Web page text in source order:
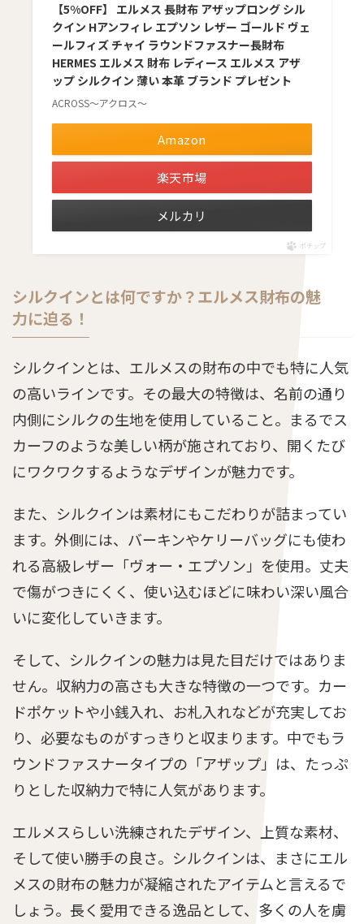
【5%OFF】 エルメス 長財布 アザップロング シル
クイン Hアンフィレ エプソン レザー ゴールド ヴェ
ールフィズ チャイ ラウンドファスナー長財布
HERMES エルメス 財布 レディース エルメス アザ
ップ シルクイン 薄い 本革 ブランド プレゼント
ACROSS〜アクロス〜
Amazon
楽天市場
メルカリ
ポチップ
シルクインとは何ですか？エルメス財布の魅
力に迫る！
シルクインとは、エルメスの財布の中でも特に人気
の高いラインです。その最大の特徴は、名前の通り
内側にシルクの生地を使用していること。まるでス
カーフのような美しい柄が施されており、開くたび
にワクワクするようなデザインが魅力です。
また、シルクインは素材にもこだわりが詰まってい
ます。外側には、バーキンやケリーバッグにも使わ
れる高級レザー「ヴォー・エプソン」を使用。丈夫
で傷がつきにくく、使い込むほどに味わい深い風合
いに変化していきます。
そして、シルクインの魅力は見た目だけではありま
せん。収納力の高さも大きな特徴の一つです。カー
ドポケットや小銭入れ、お札入れなどが充実してお
り、必要なものがすっきりと収まります。中でもラ
ウンドファスナータイプの「アザップ」は、たっぷ
りとした収納力で特に人気があります。
エルメスらしい洗練されたデザイン、上質な素材、
そして使い勝手の良さ。シルクインは、まさにエル
メスの財布の魅力が凝縮されたアイテムと言えるで
しょう。長く愛用できる逸品として、多くの人を虜